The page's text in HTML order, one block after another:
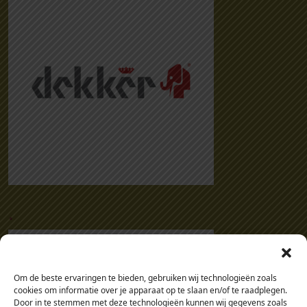
Om de beste ervaringen te bieden, gebruiken wij technologieën zoals
cookies om informatie over je apparaat op te slaan en/of te raadplegen.
Door in te stemmen met deze technologieën kunnen wij gegevens zoals
.